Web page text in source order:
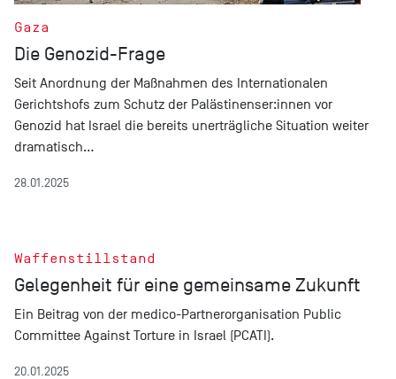
Gaza
Die Genozid-Frage
Seit Anordnung der Maßnahmen des Internationalen
Gerichtshofs zum Schutz der Palästinenser:innen vor
Genozid hat Israel die bereits unerträgliche Situation weiter
dramatisch…
28.01.2025
Waffenstillstand
Gelegenheit für eine gemeinsame Zukunft
Ein Beitrag von der medico-Partnerorganisation Public
Committee Against Torture in Israel (PCATI).
20.01.2025